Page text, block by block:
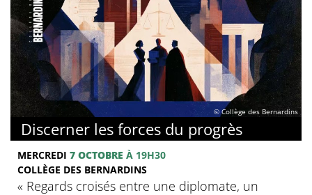
© Collège des Bernardins
Discerner les forces du progrès
MERCREDI 7 OCTOBRE À 19H30
COLLÈGE DES BERNARDINS
‍« Regards croisés entre une diplomate, un